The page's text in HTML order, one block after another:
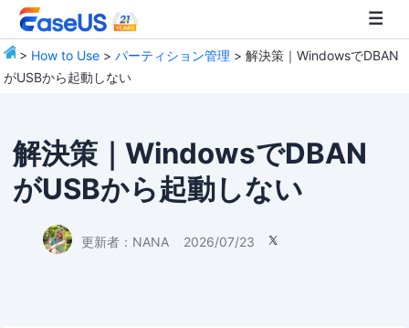
> How to Use >パーティション管理 > 解決策｜WindowsでDBAN
がUSBから起動しない
解決策｜WindowsでDBAN
がUSBから起動しない
更新者： NANA 2026/07/23 